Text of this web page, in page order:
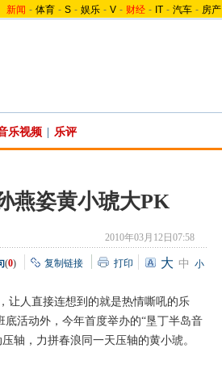
新闻 - 体育 - S - 娱乐 - V - 财经 - IT - 汽车 - 房产
乐视频 乐评
燕姿黄小琥大PK
2010年03月12日07:58
(0) 复制链接 打印 大 中 小
让人直接连想到的就是热情嘶吼的乐
底活动外，今年首度举办的“垦丁半岛音
轴，力拼春浪同一天压轴的黄小琥。